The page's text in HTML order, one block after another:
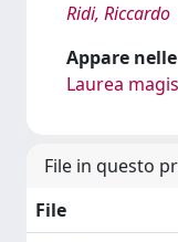
Ridi, Riccardo
Appare
Laurea
File in questo
File